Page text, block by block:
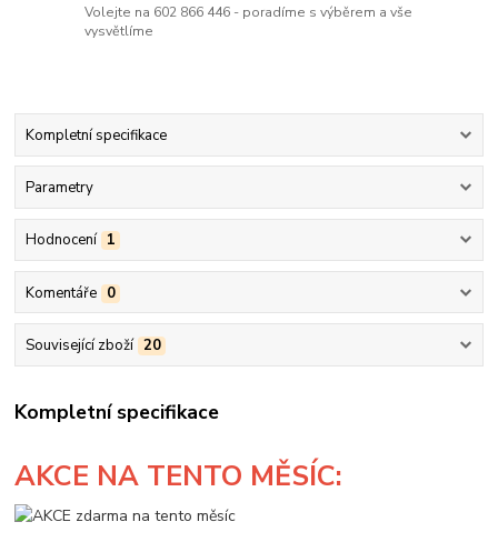
Volejte na 602 866 446 - poradíme s výběrem a vše
vysvětlíme
Kompletní specifikace
Parametry
Hodnocení 1
Komentáře 0
Související zboží 20
Kompletní specifikace
AKCE NA TENTO MĚSÍC: